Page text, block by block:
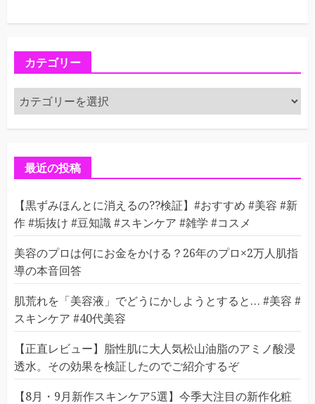
カテゴリー
カ
テ
ゴ
最近の投稿
【黒ずみほんとに消えるの??検証】#おすすめ #美容 #新
作 #垢抜け #豆知識 #スキンケア #雑学 #コスメ
美容のプロは何にお金をかける？26年のプロ×2万人肌指
導の本音回答
肌荒れを「美容液」でどうにかしようとすると… #美容 #
スキンケア #40代美容
【正直レビュー】脂性肌に大人気松山油脂のアミノ酸浸
透水。その効果を検証したのでご紹介するぞ
【8月・9月新作スキンケア5選】今季大注目の新作化粧